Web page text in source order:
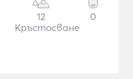
12
Кръстосване
0